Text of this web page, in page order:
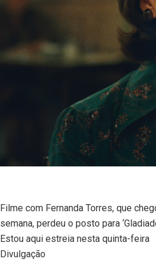
Filme com Fernanda Torres, que
semana, perdeu o posto para
Estou aqui estreia nesta quinta-feira
Divulgação